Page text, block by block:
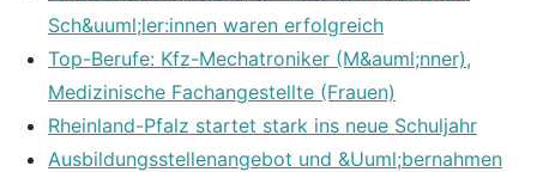
Sch&uuml;ler:innen waren erfolgreich
Top-Berufe: Kfz-Mechatroniker (M&auml;nner),
Medizinische Fachangestellte (Frauen)
Rheinland-Pfalz startet stark ins neue Schuljahr
Ausbildungsstellenangebot und &Uuml;bernahmen